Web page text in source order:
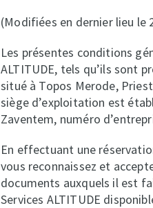
(Modifiées en dernier lieu le
Les présentes conditions
ALTITUDE, tels qu’ils sont
situé à Topos Merode,
siège d’exploitation est
Zaventem, numéro
En effectuant une
vous reconnaissez et
documents auxquels il est
Services ALTITUDE